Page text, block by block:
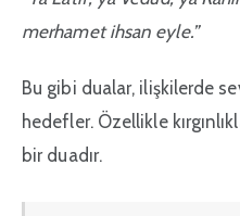
merhamet ihsan eyle.”
Bu gibi dualar, ilişkilerde
hedefler. Özellikle
bir duadır.